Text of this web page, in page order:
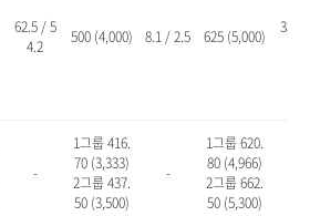
62.5 / 5
4.2
500 (4,000) 8.1 / 2.5 625 (5,000)
35.1
-
1그룹 416.
70 (3,333)
2그룹 437.
50 (3,500)
-
1그룹 620.
80 (4,966)
2그룹 662.
50 (5,300)